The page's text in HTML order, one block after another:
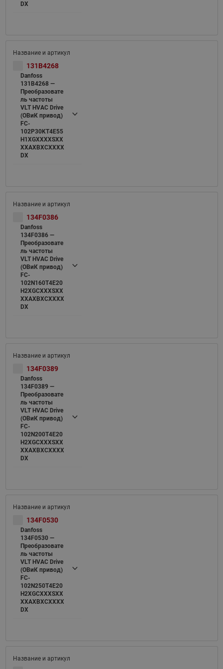
DX
131B4268
Danfoss
131B4268 —
Преобразовате
ль частоты
VLT HVAC Drive
(ОВиК привод)
FC-
102P30KT4E55
H1XGXXXXSXX
XXAXBXCXXXX
DX
134F0386
Danfoss
134F0386 —
Преобразовате
ль частоты
VLT HVAC Drive
(ОВиК привод)
FC-
102N160T4E20
H2XGCXXXSXX
XXAXBXCXXXX
DX
134F0389
Danfoss
134F0389 —
Преобразовате
ль частоты
VLT HVAC Drive
(ОВиК привод)
FC-
102N200T4E20
H2XGCXXXSXX
XXAXBXCXXXX
DX
134F0530
Danfoss
134F0530 —
Преобразовате
ль частоты
VLT HVAC Drive
(ОВиК привод)
FC-
102N250T4E20
H2XGCXXXSXX
XXAXBXCXXXX
DX